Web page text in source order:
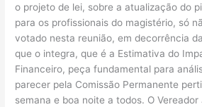
o projeto de lei, sobre a atualização do
para os profissionais do magistério, só
votado nesta reunião, em decorrência
que o integra, que é a Estimativa do
Financeiro, peça fundamental para
parecer pela Comissão Permanente
semana e boa noite a todos. O Vereador